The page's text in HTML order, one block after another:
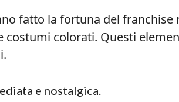
fatto la fortuna del franchise
costumi colorati. Questi
e nostalgica.